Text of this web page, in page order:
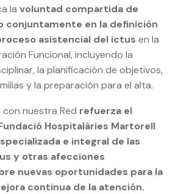
la voluntad compartida de
conjuntamente en la definición
asistencial del ictus en la
Funcional, incluyendo la
la planificación de objetivos,
y la preparación para el alta.
nuestra Red refuerza el
Hospitalàries Martorell
e integral de las
y otras afecciones
nuevas oportunidades para la
continua de la atención.